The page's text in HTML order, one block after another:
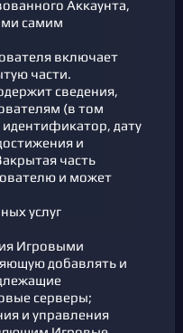
Аккаунта,
самим
включает
части.
сведения,
(в том
дату
и
часть
и может
услуг
Игровыми
добавлять и
серверы;
и управления